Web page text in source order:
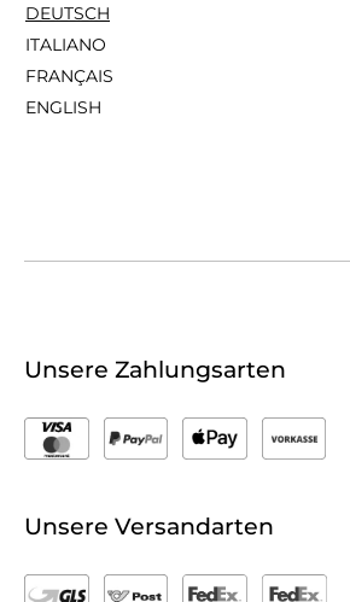
DEUTSCH
ITALIANO
FRANÇAIS
ENGLISH
Unsere Zahlungsarten
Unsere Versandarten